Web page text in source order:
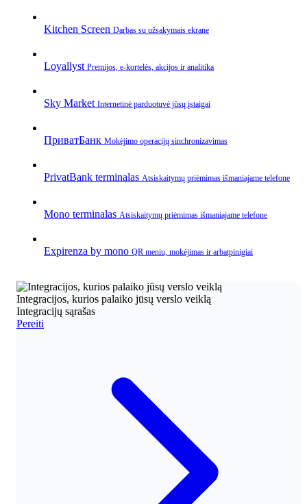
Kitchen Screen Darbas su užsakymais ekrane
Loyallyst Premijos, e‑kortelės, akcijos ir analitika
Sky Market Internetinė parduotuvė jūsų įstaigai
ПриватБанк Mokėjimo operacijų sinchronizavimas
PrivatBank terminalas Atsiskaitymų priėmimas išmaniajame telefone
Mono terminalas Atsiskaitymų priėmimas išmaniajame telefone
Expirenza by mono QR meniu, mokėjimas ir arbatpinigiai
Integracijos, kurios palaiko jūsų verslo veiklą
Integracijų sąrašas
Pereiti